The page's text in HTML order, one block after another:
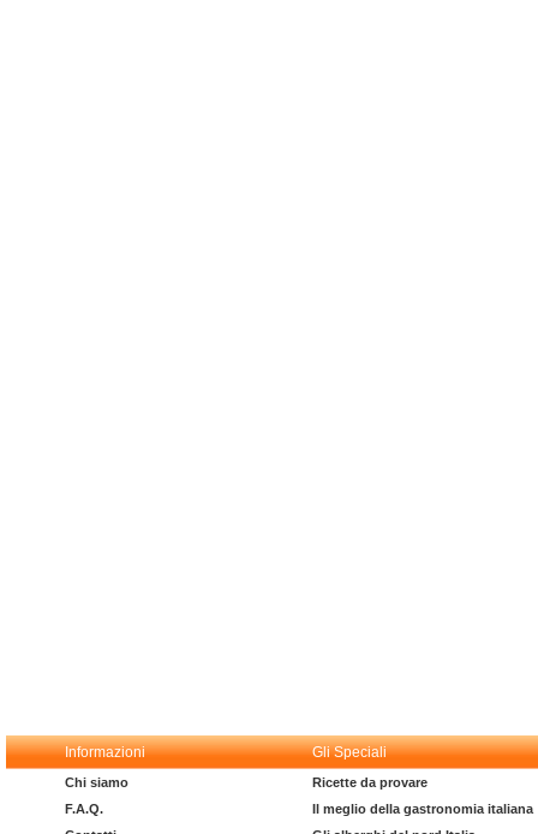
Informazioni Gli Speciali
Chi siamo
F.A.Q.
Ricette da provare
Il meglio della gastronomia italiana